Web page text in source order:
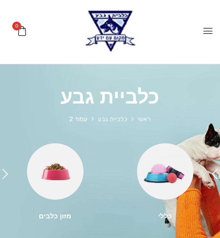
כלביית גבע
כלביית גבע עמוד 2
כללי מזון כלבים